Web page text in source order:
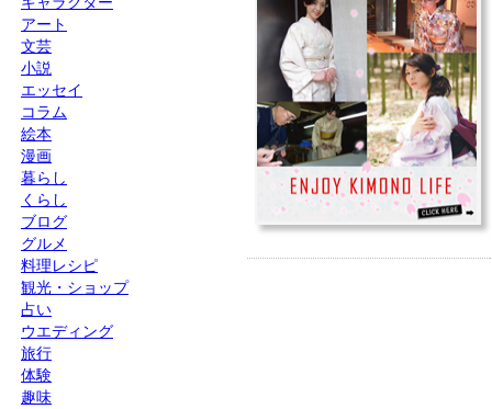
アート
文芸
小説
エッセイ
コラム
絵本
漫画
暮らし
くらし
ブログ
グルメ
料理レシピ
観光・ショップ
占い
ウエディング
旅行
体験
趣味